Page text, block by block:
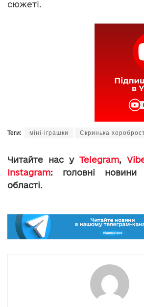
сюжеті.
Теги: міні-іграшки Скринька
Читайте нас у Telegram,
Instagram: головні новини
області.